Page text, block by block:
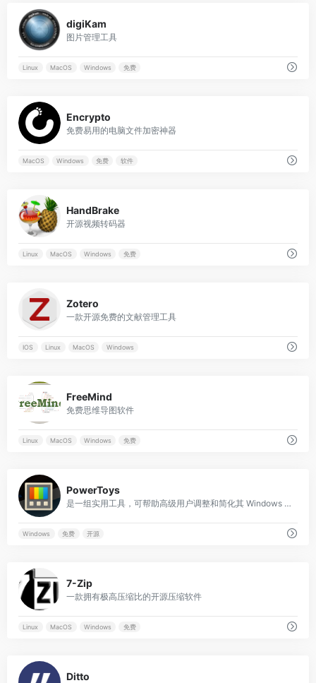
digiKam
图片管理工具
Linux MacOS Windows 免费
Encrypto
免费易用的电脑文件加密神器
MacOS Windows 免费 软件
HandBrake
开源视频转码器
Linux MacOS Windows 免费
Zotero
一款开源免费的文献管理工具
IOS Linux MacOS Windows
FreeMind
免费思维导图软件
Linux MacOS Windows 免费
PowerToys
是一组实用工具，可帮助高级用户调整和简化其 Windows 体验，从而提高工作效率
Windows 免费 开源
7-Zip
一款拥有极高压缩比的开源压缩软件
Linux MacOS Windows 免费
Ditto